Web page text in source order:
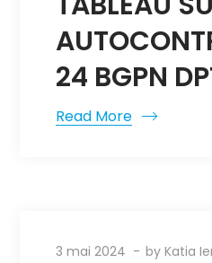
24 BGPN
Read More
3 mai 2024 byKatia